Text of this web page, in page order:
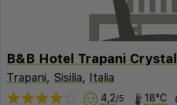
B&B Hotel Trapani Crystal
Trapani, Sisilia, Italia
4,2/5 18°C